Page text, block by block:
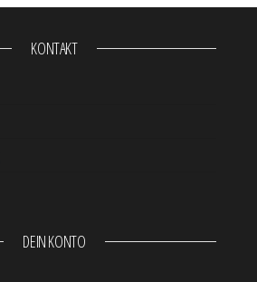
KONTAKT
DEIN KONTO